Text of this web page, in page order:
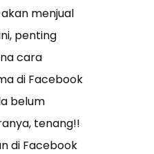
menjual
penting
cara
di Facebook
belum
tenang!!
di Facebook